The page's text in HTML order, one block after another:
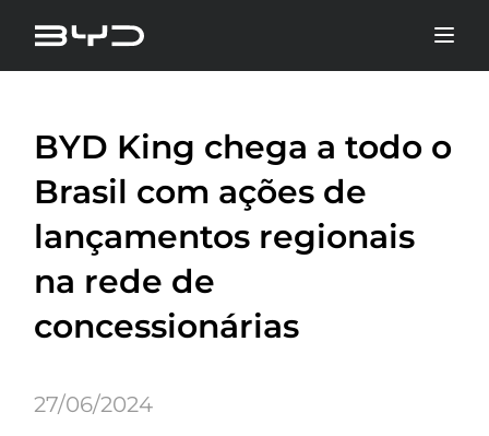
BYD King chega a todo o
Brasil com ações de
lançamentos regionais
na rede de
concessionárias
27/06/2024